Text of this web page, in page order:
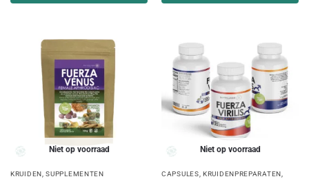
Niet op voorraad
KRUIDEN ,SUPPLEMENTEN
Niet op voorraad
CAPSULES ,KRUIDENPREPARATEN